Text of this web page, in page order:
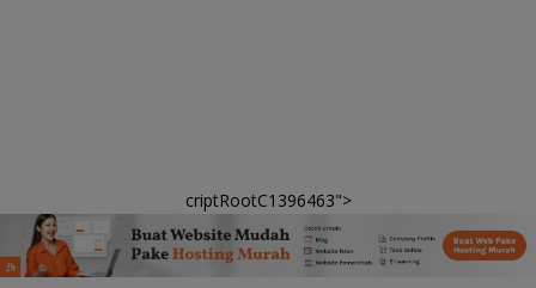
criptRootC1396463">